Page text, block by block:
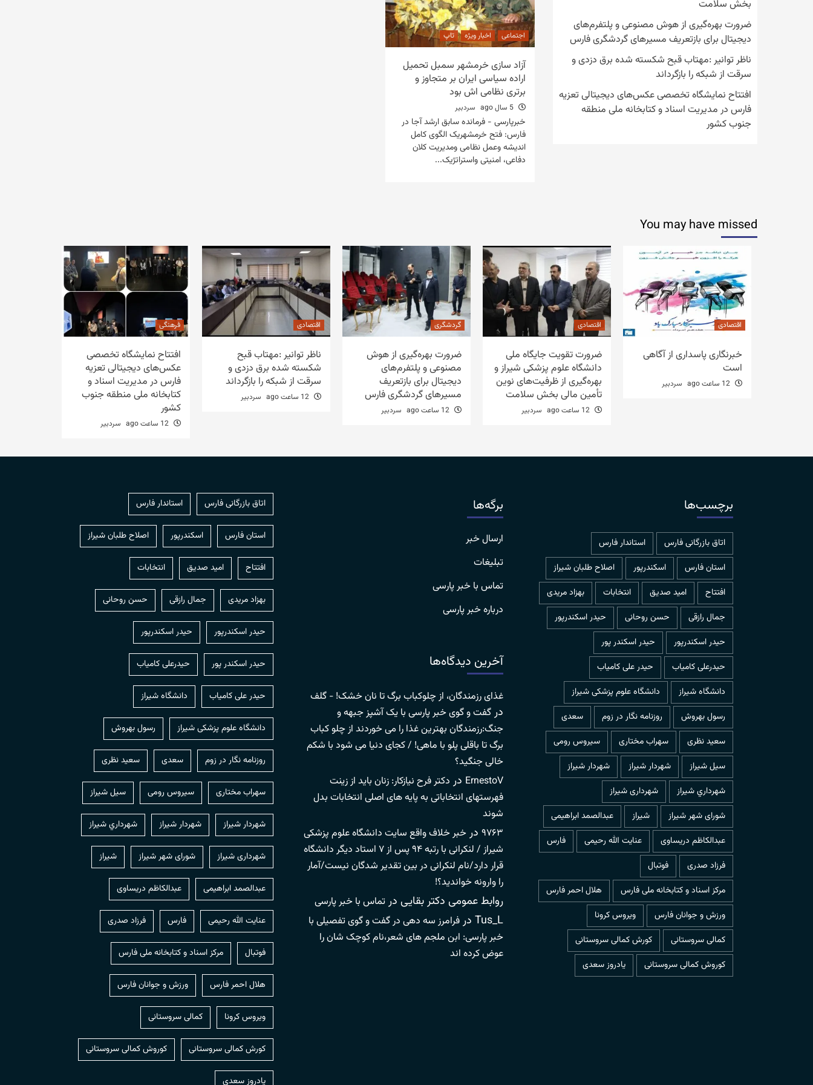
اجتماعی اخبار ویژه تاپ
آزاد سازی خرمشهر سمبل تحمیل
اراده سیاسی ایران بر متجاوز و
برتری نظامی اش بود
سردبیر
خبرپارسی - فرمانده سابق ارشد آجا در
فارس: فتح خرمشهریک الگوی کامل
اندیشه وعمل نظامی ومدیریت کلان
دفاعی، امنیتی واستراتژیک...
بخش سلامت
ضرورت بهره‌گیری از هوش مصنوعی و پلتفرم‌های
دیجیتال برای بازتعریف مسیرهای گردشگری فارس
ناظر توانیر :مهتاب قبح شکسته شده برق دزدی و
سرقت از شبکه را بازگرداند
افتتاح نمایشگاه تخصصی عکس‌های دیجیتالی تعزیه
فارس در مدیریت اسناد و کتابخانه ملی منطقه
جنوب کشور
You may have missed
اقتصادی
خبرنگاری پاسداری از آگاهی
است
سردبیر
اقتصادی
ضرورت تقویت جایگاه ملی
دانشگاه علوم پزشکی شیراز و
بهره‌گیری از ظرفیت‌های نوین
تأمین مالی بخش سلامت
سردبیر
گردشگری
ضرورت بهره‌گیری از هوش
مصنوعی و پلتفرم‌های
دیجیتال برای بازتعریف
مسیرهای گردشگری فارس
سردبیر
اقتصادی
ناظر توانیر :مهتاب قبح
شکسته شده برق دزدی و
سرقت از شبکه را بازگرداند
سردبیر
فرهنگی
افتتاح نمایشگاه تخصصی
عکس‌های دیجیتالی تعزیه
فارس در مدیریت اسناد و
کتابخانه ملی منطقه جنوب
کشور
سردبیر
برچسب‌ها
اتاق بازرگانی فارس
استاندار فارس
استان فارس
اسکندرپور
اصلاح طلبان شیراز
افتتاح
امید صدیق انتخابات
بهزاد مریدی
جمال رازقی
حسن روحانی
حيدر اسكندرپور
حیدر اسکندرپور
حیدر اسکندر پور
حیدرعلی کامیاب
حیدر علی کامیاب
دانشگاه شیراز
دانشگاه علوم پزشکی شیراز
رسول بهروش
روزنامه نگار در زوم
سعدی
سعید نظری
سهراب مختاری
سیروس رومی
سیل شیراز
شهردار شيراز
شهردار شیراز
شهرداري شيراز
شهرداری شیراز
شورای شهر شیراز
شیراز
عبدالصمد ابراهیمی
عبدالکاظم دریساوی
عنایت الله رحیمی
فارس
فرزاد صدری
فوتبال
مرکز اسناد و کتابخانه ملی فارس
هلال احمر فارس
ورزش و جوانان فارس
ویروس کرونا
کمالی سروستانی
کورش کمالی سروستانی
کوروش کمالی سروستانی
یادروز سعدی
برگه‌ها
ارسال خبر
تبلیغات
تماس با خبر پارسی
درباره خبر پارسی
آخرین دیدگاه‌ها
غذای رزمندگان، از چلوکباب برگ تا نان خشک! - گلف
در گفت و گوی خبر پارسی با یک آشپز جبهه و
جنگ:رزمندگان بهترین غذا را می خوردند از چلو کباب
برگ تا باقلی پلو با ماهی! / کجای دنیا می شود با شکم
خالی جنگید؟
ErnestoV در دکتر فرح نیازکار: زنان باید از زینت
فهرستهای انتخاباتی به پایه های اصلی انتخابات بدل
شوند
۹۷۶۳ در خبر خلاف واقع سایت دانشگاه علوم پزشکی
شیراز / لنکرانی با رتبه ۹۴ پس از ۷ استاد دیگر دانشگاه
قرار دارد/نام لنکرانی در بین تقدیر شدگان نیست/آمار
را وارونه خواندید؟!
روابط عمومی دکتر بقایی در تماس با خبر پارسی
Tus_L در فرامرز سه دهی در گفت و گوی تفصیلی با
خبر پارسی: ابن ملجم های شعر،نام کوچک شان را
عوض کرده اند
اتاق بازرگانی فارس استاندار فارس
استان فارس اسکندرپور اصلاح طلبان شیراز
افتتاح امید صدیق انتخابات
بهزاد مریدی جمال رازقی حسن روحانی
حيدر اسكندرپور حیدر اسکندرپور
حیدر اسکندر پور حیدرعلی کامیاب
حیدر علی کامیاب دانشگاه شیراز
دانشگاه علوم پزشکی شیراز رسول بهروش
روزنامه نگار در زوم سعدی سعید نظری
سهراب مختاری سیروس رومی سیل شیراز
شهردار شيراز شهردار شیراز شهرداري شيراز
شهرداری شیراز شورای شهر شیراز شیراز
عبدالصمد ابراهیمی عبدالکاظم دریساوی
عنایت الله رحیمی فارس فرزاد صدری
فوتبال مرکز اسناد و کتابخانه ملی فارس
هلال احمر فارس ورزش و جوانان فارس
ویروس کرونا کمالی سروستانی
کورش کمالی سروستانی کوروش کمالی سروستانی
یادروز سعدی